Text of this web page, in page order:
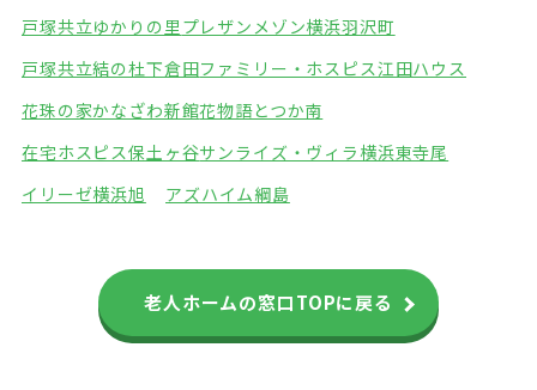
戸塚共立ゆかりの里 プレザンメゾン横浜羽沢町
戸塚共立結の杜下倉田ファミリー・ホスピス江田ハウス
花珠の家かなざわ新館花物語とつか南
在宅ホスピス保土ヶ谷サンライズ・ヴィラ横浜東寺尾
イリーゼ横浜旭
アズハイム綱島
老人ホームの窓口TOPに戻る